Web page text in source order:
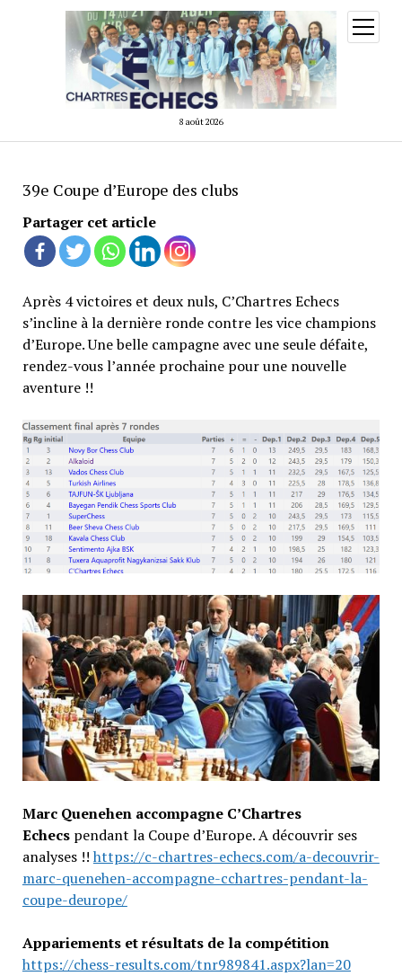
8 août 2026
ouvrir
menu
39e Coupe d’Europe des clubs
Partager cet article
Après 4 victoires et deux nuls, C’Chartres Echecs
s’incline à la dernière ronde contre les vice champions
d’Europe. Une belle campagne avec une seule défaite,
rendez-vous l’année prochaine pour une nouvelle
aventure !!
Marc Quenehen accompagne C’Chartres
Echecspendant la Coupe d’Europe. A découvrir ses
analyses !! https://c-chartres-echecs.com/a-decouvrir-
marc-quenehen-accompagne-cchartres-pendant-la-
coupe-deurope/
Appariements et résultats de la compétition
https://chess-results.com/tnr989841.aspx?lan=20